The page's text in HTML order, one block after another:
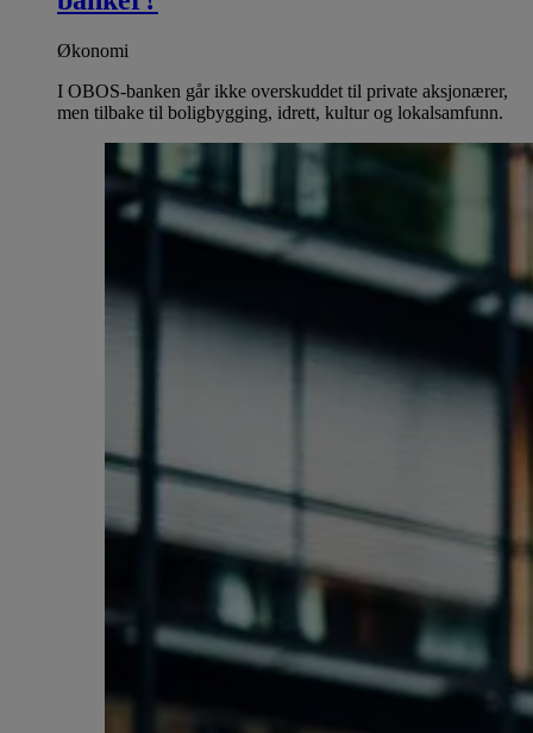
Økonomi
I OBOS-banken går ikke overskuddet til private aksjonærer,
men tilbake til boligbygging, idrett, kultur og lokalsamfunn.